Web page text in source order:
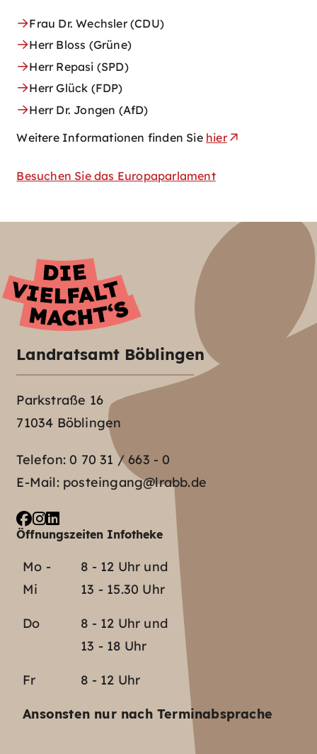
Frau Dr. Wechsler (CDU)
Herr Bloss (Grüne)
Herr Repasi (SPD)
Herr Glück (FDP)
Herr Dr. Jongen (AfD)
Weitere Informationen finden Sie hier
Besuchen Sie das Europaparlament
Landratsamt Böblingen
Parkstraße 16
71034 Böblingen
Telefon:0 70 31 / 663 - 0
E-Mail: posteingang@lrabb.de
Öffnungszeiten Infotheke
Mo -
Mi
8 - 12 Uhr und
13 - 15.30 Uhr
Do
8 - 12 Uhr und
13 - 18 Uhr
Fr 8 - 12 Uhr
Ansonsten nur nach Terminabsprache